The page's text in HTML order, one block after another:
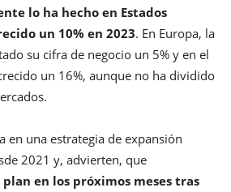
lo ha hecho en Estados
un 10% en 2023. En Europa, la
su cifra de negocio un 5% y en el
un 16%, aunque no ha dividido
en una estrategia de expansión
2021 y, advierten, que
en los próximos meses tras